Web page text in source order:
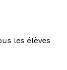
les élèves